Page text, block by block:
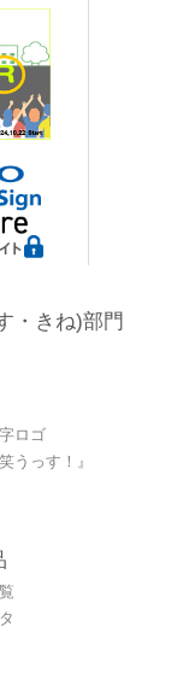
・きね)部門
ロゴ
うっす！』